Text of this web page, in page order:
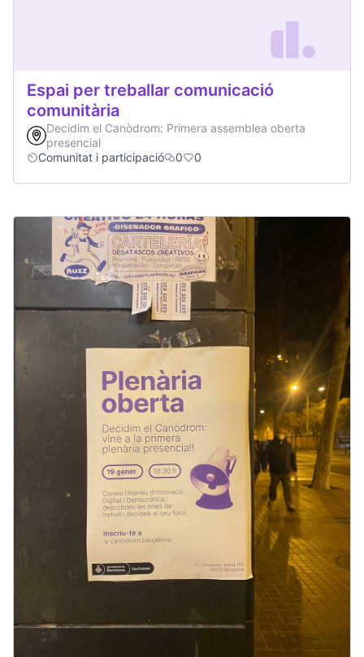
Espai per treballar comunicació
comunitària
Decidim el Canòdrom: Primera assemblea oberta
presencial
Comunitat i participació
0 0